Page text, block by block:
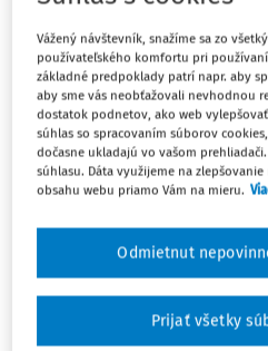
§ 7
Zrušený od
§ 8
Zrušený od
§ 9
Zrušený od
Vážený návštevník, snažíme sa zo
používateľského komfortu pri
základné predpoklady patrí napr. aby
aby sme vás neobťažovali nevhodnou
dostatok podnetov, ako web
súhlas so spracovaním súborov
dočasne ukladajú vo vašom
súhlasu. Dáta využijeme na
obsahu webu priamo Vám na mieru.
Odmietnut
Prijať všetky